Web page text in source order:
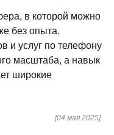
в которой можно
без опыта.
и услуг по телефону
масштаба, а навык
широкие
[04 мая 2025]